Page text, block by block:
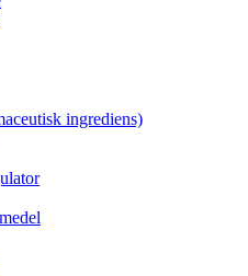
ingrediens)